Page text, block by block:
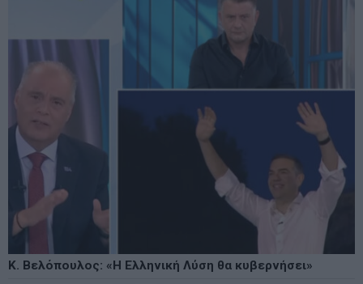
Κ. Βελόπουλος: «Η Ελληνική Λύση θα κυβερνήσει»